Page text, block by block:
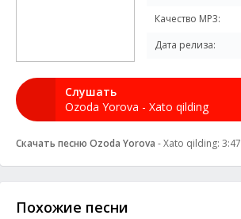
Качество MP3:
Дата релиза:
Слушать
Ozoda Yorova - Xato qilding
Скачать песню Ozoda Yorova - Xato qilding:
Похожие песни